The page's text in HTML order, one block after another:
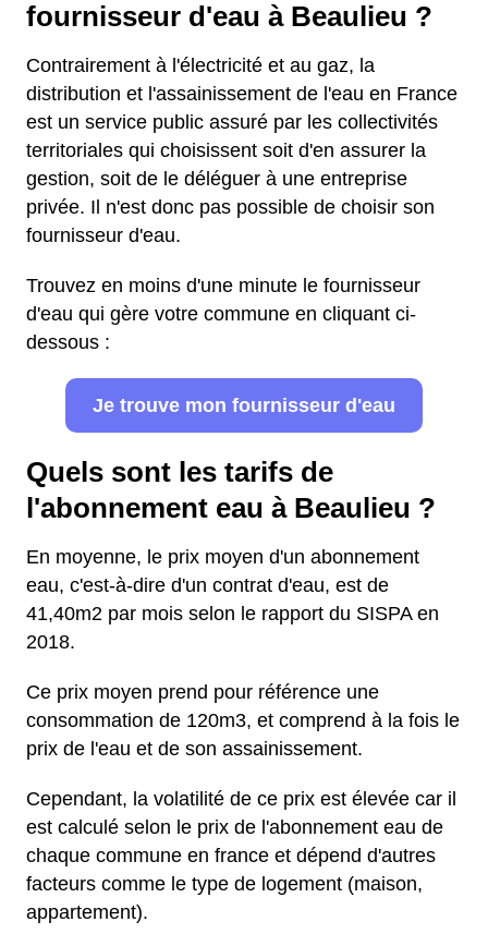
fournisseur d'eau à Beaulieu ?
Contrairement à l'électricité et au gaz, la
distribution et l'assainissement de l'eau en France
est un service public assuré par les collectivités
territoriales qui choisissent soit d'en assurer la
gestion, soit de le déléguer à une entreprise
privée. Il n'est donc pas possible de choisir son
fournisseur d'eau.
Trouvez en moins d'une minute le fournisseur
d'eau qui gère votre commune en cliquant ci-
dessous :
Je trouve mon fournisseur d'eau
Quels sont les tarifs de
l'abonnement eau à Beaulieu ?
En moyenne, le prix moyen d'un abonnement
eau, c'est-à-dire d'un contrat d'eau, est de
41,40m2 par mois selon le rapport du SISPA en
2018.
Ce prix moyen prend pour référence une
consommation de 120m3, et comprend à la fois le
prix de l'eau et de son assainissement.
Cependant, la volatilité de ce prix est élevée car il
est calculé selon le prix de l'abonnement eau de
chaque commune en france et dépend d'autres
facteurs comme le type de logement (maison,
appartement).